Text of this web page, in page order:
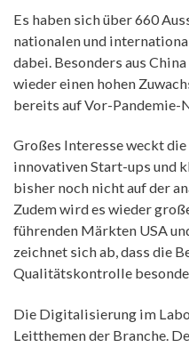
Es haben sich über 660
nationalen und
dabei. Besonders aus
wieder einen hohen
bereits auf Vor-Pandemie-
Großes Interesse weckt
innovativen Start-ups und
bisher noch nicht auf der
Zudem wird es wieder
führenden Märkten USA
zeichnet sich ab, dass die
Qualitätskontrolle
Die Digitalisierung im
Leitthemen der Branche.